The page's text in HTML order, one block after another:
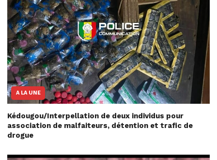
A LA UNE
Kédougou/Interpellation de deux individus pour
association de malfaiteurs, détention et trafic de
drogue